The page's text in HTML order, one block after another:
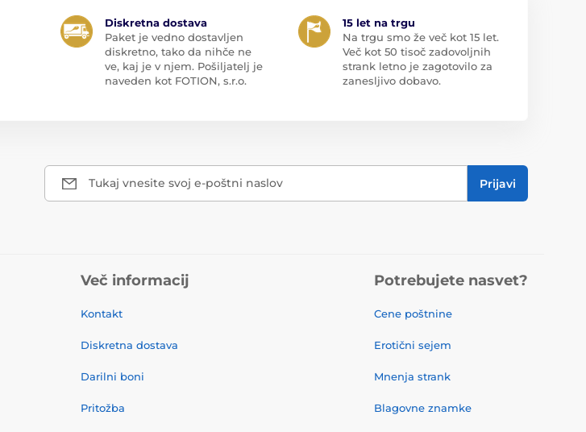
Diskretna dostava
Paket je vedno dostavljen
diskretno, tako da nihče ne
ve, kaj je v njem. Pošiljatelj je
naveden kot FOTION, s.r.o.
15 let na trgu
Na trgu smo že več kot 15 let.
Več kot 50 tisoč zadovoljnih
strank letno je zagotovilo za
zanesljivo dobavo.
Tukaj vnesite svoj e-poštni naslov Prijavi
Več informacij
Kontakt
Diskretna dostava
Darilni boni
Pritožba
Potrebujete nasvet?
Cene poštnine
Erotični sejem
Mnenja strank
Blagovne znamke